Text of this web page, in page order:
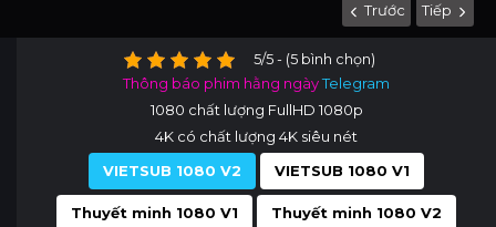
Trước Tiếp
5/5 - (5 bình chọn)
Thông báo phim hằng ngàyTelegram
1080 chất lượng FullHD 1080p
4K có chất lượng 4K siêu nét
VIETSUB 1080 V2
VIETSUB 1080 V1
Thuyết minh 1080 V1 Thuyết minh 1080 V2